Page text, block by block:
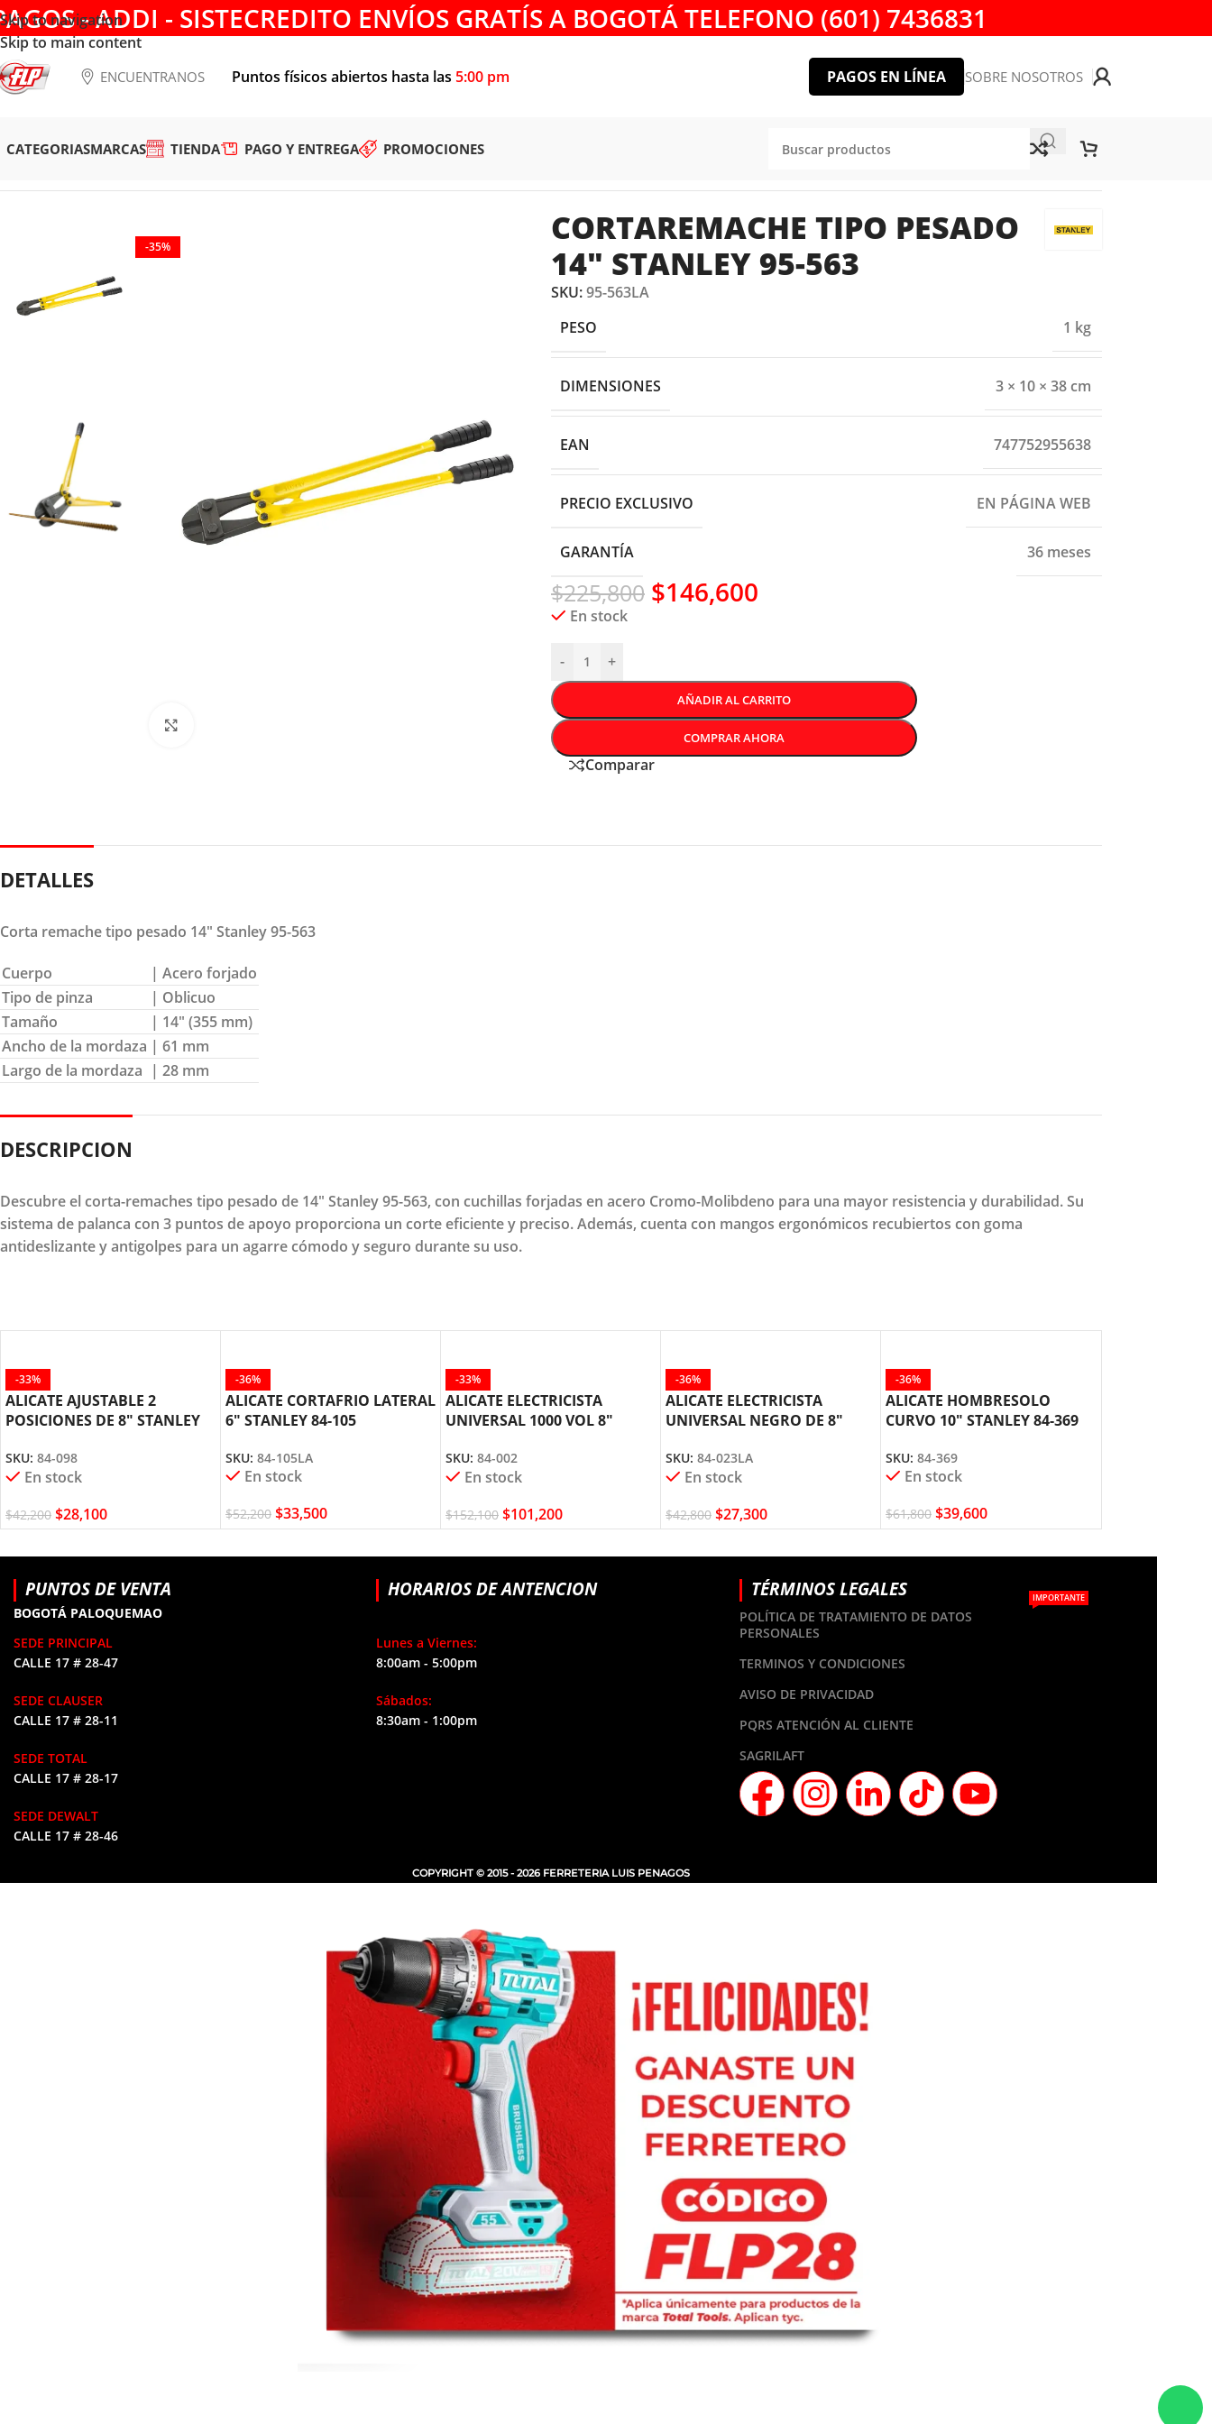
Skip to navigation
Skip to main content
- ADDI - SISTECREDITO ENVÍOS GRATÍS A BOGOTÁ TELEFONO (601) 7436831
ENCUENTRANOS Puntos físicos abiertos hasta las 5:00 pm PAGOS EN LÍNEA SOBRE NOSOTROS
CATEGORIASMARCAS TIENDA PAGO Y ENTREGA PROMOCIONES
-35%
CORTAREMACHE TIPO PESADO
14″ STANLEY 95-563
SKU:95-563LA
PESO
1 kg
DIMENSIONES 3 × 10 × 38 cm
EAN 747752955638
PRECIO EXCLUSIVO EN PÁGINA WEB
GARANTÍA 36 meses
$225,800 $146,600
En stock
- +
AÑADIR AL CARRITO
COMPRAR AHORA
Comparar
DETALLES
Corta remache tipo pesado 14″ Stanley 95-563
Cuerpo
| Acero forjado
Tipo de pinza
| Oblicuo
Tamaño
| 14″ (355 mm)
Ancho de la mordaza | 61 mm
Largo de la mordaza | 28 mm
DESCRIPCION
Descubre el corta-remaches tipo pesado de 14" Stanley 95-563, con cuchillas forjadas en acero Cromo-Molibdeno para una mayor resistencia y durabilidad. Su
sistema de palanca con 3 puntos de apoyo proporciona un corte eficiente y preciso. Además, cuenta con mangos ergonómicos recubiertos con goma
antideslizante y antigolpes para un agarre cómodo y seguro durante su uso.
-33%
ALICATE AJUSTABLE 2
POSICIONES DE 8″ STANLEY
SKU: 84-098
En stock
$42,200 $28,100
-36%
ALICATE CORTAFRIO LATERAL
6″ STANLEY 84-105
SKU: 84-105LA
En stock
$52,200 $33,500
-33%
ALICATE ELECTRICISTA
UNIVERSAL 1000 VOL 8″
SKU: 84-002
En stock
$152,100 $101,200
-36%
ALICATE ELECTRICISTA
UNIVERSAL NEGRO DE 8″
SKU: 84-023LA
En stock
$42,800 $27,300
-36%
ALICATE HOMBRESOLO
CURVO 10″ STANLEY 84-369
SKU: 84-369
En stock
$61,800 $39,600
PUNTOS DE VENTA
BOGOTÁ PALOQUEMAO
SEDE PRINCIPAL
CALLE 17 # 28-47
SEDE CLAUSER
CALLE 17 # 28-11
SEDE TOTAL
CALLE 17 # 28-17
SEDE DEWALT
CALLE 17 # 28-46
HORARIOS DE ANTENCION
Lunes a Viernes:
8:00am - 5:00pm
Sábados:
8:30am - 1:00pm
TÉRMINOS LEGALES
POLÍTICA DE TRATAMIENTO DE DATOS
PERSONALES
IMPORTANTE
TERMINOS Y CONDICIONES
AVISO DE PRIVACIDAD
PQRS ATENCIÓN AL CLIENTE
SAGRILAFT
COPYRIGHT © 2015 - 2026 FERRETERIA LUIS PENAGOS